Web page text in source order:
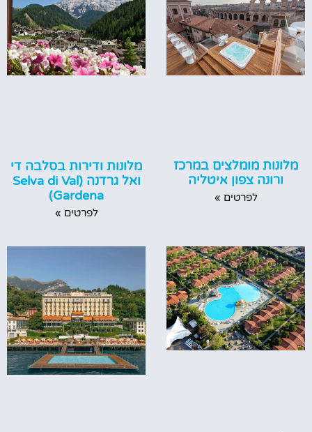
מלונות מומלצים במרכז
ורונה צפון איטליה
לפרטים »
מלונות ודירות בסלבה די
ואל גרדנה (Selva di Val
Gardena)
לפרטים »